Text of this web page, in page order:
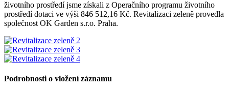
životního prostředí jsme získali z Operačního programu životního
prostředí dotaci ve výši 846 512,16 Kč. Revitalizaci zeleně provedla
společnost OK Garden s.r.o. Praha.
Podrobnosti o vložení záznamu